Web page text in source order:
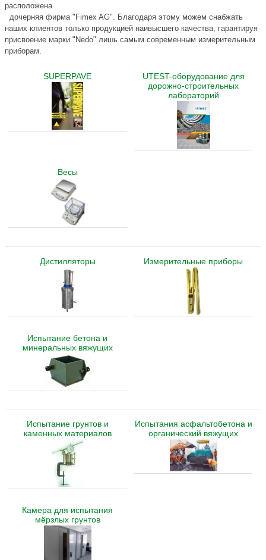
расположена
дочерняя фирма "Fimex AG". Благодаря этому можем снабжать
наших клиентов только продукцией наивысшего качества, гарантируя
присвоение марки "Nedo" лишь самым современным измерительным
приборам.
SUPERPAVE
UTEST-оборудование для
дорожно-строительных
лабораторий
Весы
Дистилляторы Измерительные приборы
Испытание бетона и
минеральных вяжущих
Испытание грунтов и
каменных материалов
Испытания асфальтобетона и
органический вяжущих
Камера для испытания
мёрзлых грунтов